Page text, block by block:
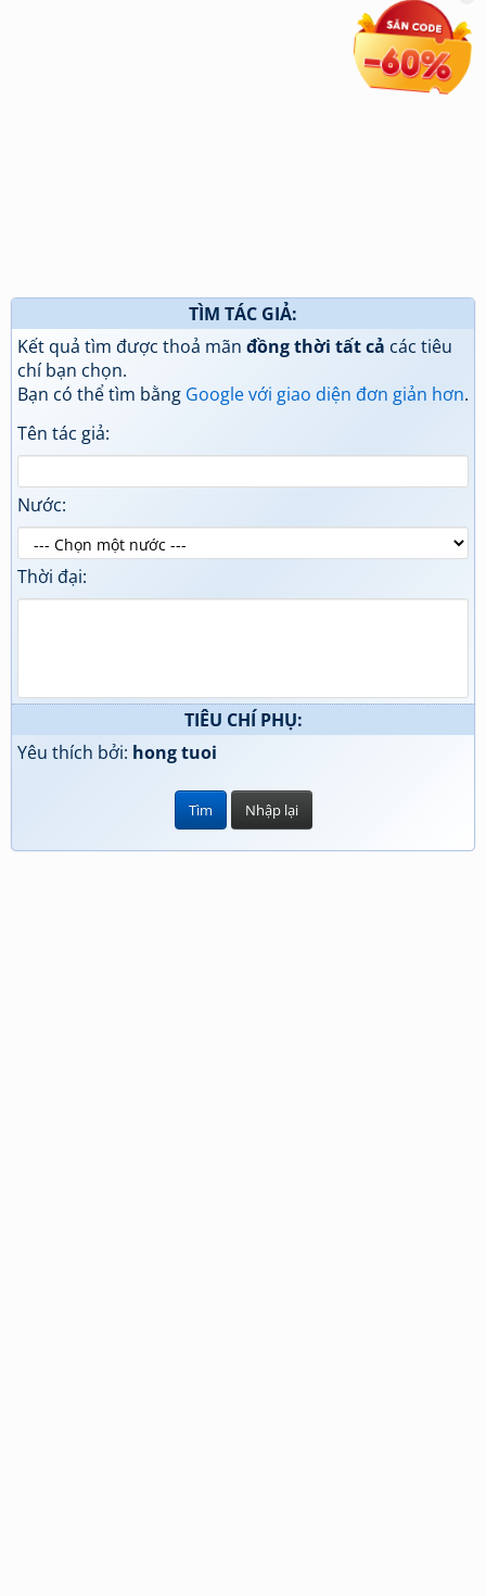
TÌM TÁC GIẢ:
Kết quả tìm được thoả mãn đồng thời tất cả các tiêu
chí bạn chọn.
Bạn có thể tìm bằng Google với giao diện đơn giản hơn.
Tên tác giả:
Nước:
Thời đại:
TIÊU CHÍ PHỤ:
Yêu thích bởi: hong tuoi